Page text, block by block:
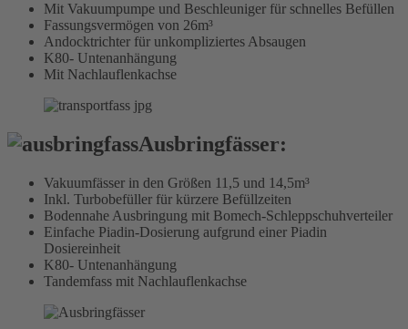
Mit Vakuumpumpe und Beschleuniger für schnelles Befüllen
Fassungsvermögen von 26m³
Andocktrichter für unkompliziertes Absaugen
K80- Untenanhängung
Mit Nachlauflenkachse
Ausbringfässer:
Vakuumfässer in den Größen 11,5 und 14,5m³
Inkl. Turbobefüller für kürzere Befüllzeiten
Bodennahe Ausbringung mit Bomech-Schleppschuhverteiler
Einfache Piadin-Dosierung aufgrund einer Piadin
Dosiereinheit
K80- Untenanhängung
Tandemfass mit Nachlauflenkachse